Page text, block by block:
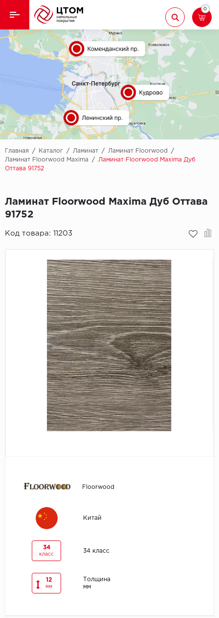
Назад
Кварцвиниловая плитка
Назад
Aberhof
Adelar
Alfa
AllureFloor
Alpine floor
Bonkeel
Classen
CorkArt Vinyl
CronaFloor
Damy Floor
Decoria
Dolce Flooring
ECO Parquet
Ламинат
Ковролин
Линолеум
Паркет
Паркетная доска
Подложка
Пробковое покрытие
0
Главная / Каталог / Ламинат / Ламинат Floorwood
/
Ламинат Floorwood Maxima
/
Ламинат Floorwood Maxima Дуб
Оттава 91752
Ламинат Floorwood Maxima Дуб Оттава
91752
Код товара: 11203
Floorwood
Китай
34
класс
34 класс
12
мм
Толщина
мм